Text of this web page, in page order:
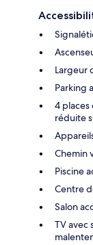
Largeur
Parking
4 places
réduite
Chemin
Piscine
Centre
Salon
TV avec